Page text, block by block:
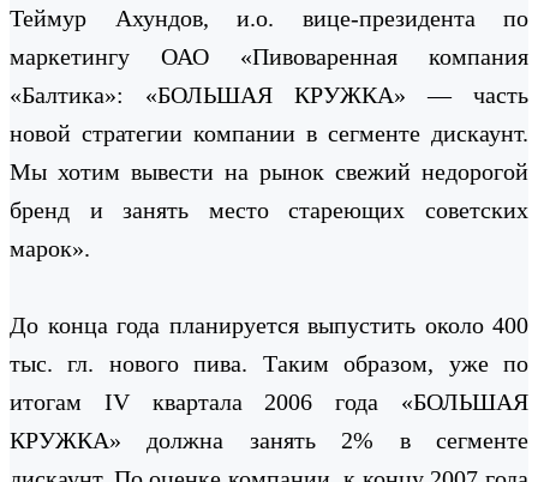
Теймур Ахундов, и.о. вице-президента по
маркетингу ОАО «Пивоваренная компания
«Балтика»: «БОЛЬШАЯ КРУЖКА» — часть
новой стратегии компании в сегменте дискаунт.
Мы хотим вывести на рынок свежий недорогой
бренд и занять место стареющих советских
марок».
До конца года планируется выпустить около 400
тыс. гл. нового пива. Таким образом, уже по
итогам IV квартала 2006 года «БОЛЬШАЯ
КРУЖКА» должна занять 2% в сегменте